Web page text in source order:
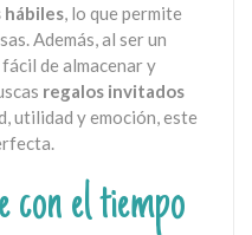
hábiles, lo que permite
Además, al ser un
de almacenar y
regalos invitados
utilidad y emoción, este
con el tiempo